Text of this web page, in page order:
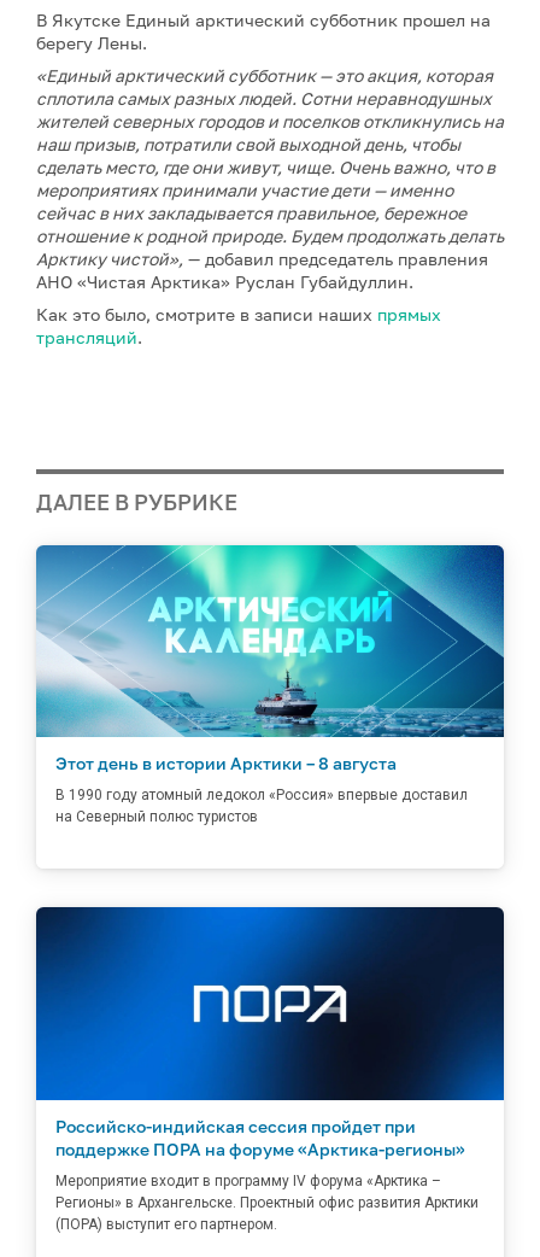
В Якутске Единый арктический субботник прошел на
берегу Лены.
«Единый арктический субботник — это акция, которая
сплотила самых разных людей. Сотни неравнодушных
жителей северных городов и поселков откликнулись на
наш призыв, потратили свой выходной день, чтобы
сделать место, где они живут, чище. Очень важно, что в
мероприятиях принимали участие дети — именно
сейчас в них закладывается правильное, бережное
отношение к родной природе. Будем продолжать делать
Арктику чистой», — добавил председатель правления
АНО «Чистая Арктика» Руслан Губайдуллин.
Как это было, смотрите в записи наших прямых
трансляций.
ДАЛЕЕ В РУБРИКЕ
Этот день в истории Арктики – 8 августа
В 1990 году атомный ледокол «Россия» впервые доставил
на Северный полюс туристов
Российско-индийская сессия пройдет при
поддержке ПОРА на форуме «Арктика-регионы»
Мероприятие входит в программу IV форума «Арктика –
Регионы» в Архангельске. Проектный офис развития Арктики
(ПОРА) выступит его партнером.